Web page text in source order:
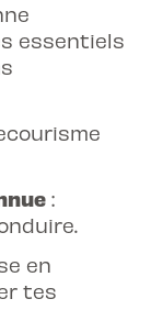
essentiels
:
en
tes